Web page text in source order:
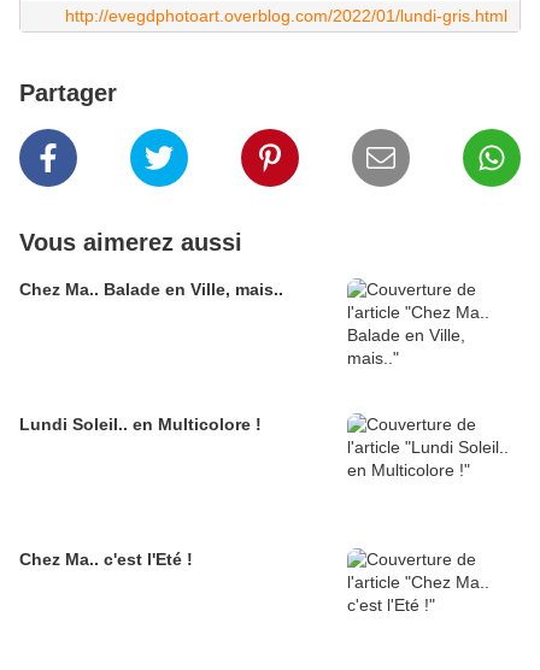
http://evegdphotoart.overblog.com/2022/01/lundi-gris.html
Partager
Vous aimerez aussi
Chez Ma.. Balade en Ville, mais..
Lundi Soleil.. en Multicolore !
Chez Ma.. c'est l'Eté !